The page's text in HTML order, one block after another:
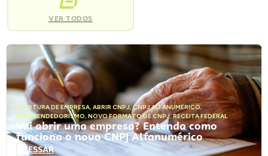
VER TODOS
ABERTURA DE EMPRESA, ABRIR CNPJ,CNPJ ALFANUMÉRICO,
EMPREENDEDORISMO, NOVO FORMATO DE CNPJ,RECEITA FEDERAL
Vai abrir uma empresa? Entenda como
funciona o novo CNPJ Alfanumérico
ACESSAR